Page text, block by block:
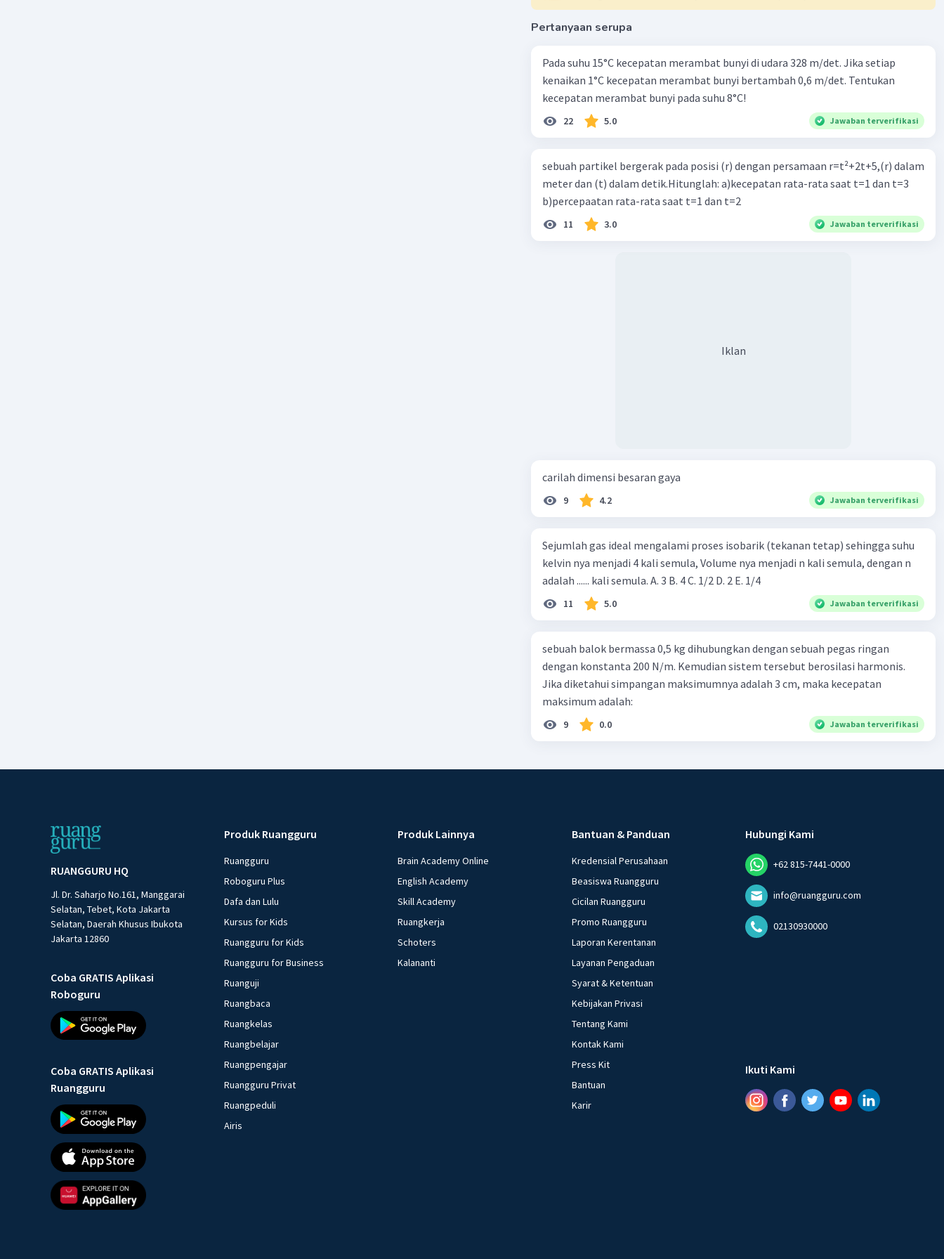
Pertanyaan serupa
Pada suhu 15°C kecepatan merambat bunyi di udara 328 m/det. Jika setiap
kenaikan 1°C kecepatan merambat bunyi bertambah 0,6 m/det. Tentukan
kecepatan merambat bunyi pada suhu 8°C!
22 5.0 Jawaban terverifikasi
sebuah partikel bergerak pada posisi (r) dengan persamaan r=t²+2t+5,(r) dalam
meter dan (t) dalam detik.Hitunglah: a)kecepatan rata-rata saat t=1 dan t=3
b)percepaatan rata-rata saat t=1 dan t=2
11 3.0 Jawaban terverifikasi
Iklan
carilah dimensi besaran gaya
9 4.2 Jawaban terverifikasi
Sejumlah gas ideal mengalami proses isobarik (tekanan tetap) sehingga suhu
kelvin nya menjadi 4 kali semula, Volume nya menjadi n kali semula, dengan n
adalah ...... kali semula. A. 3 B. 4 C. 1/2 D. 2 E. 1/4
11 5.0 Jawaban terverifikasi
sebuah balok bermassa 0,5 kg dihubungkan dengan sebuah pegas ringan
dengan konstanta 200 N/m. Kemudian sistem tersebut berosilasi harmonis.
Jika diketahui simpangan maksimumnya adalah 3 cm, maka kecepatan
maksimum adalah:
9 0.0 Jawaban terverifikasi
RUANGGURU HQ
Jl. Dr. Saharjo No.161, Manggarai
Selatan, Tebet, Kota Jakarta
Selatan, Daerah Khusus Ibukota
Jakarta 12860
Coba GRATIS Aplikasi
Roboguru
Coba GRATIS Aplikasi
Ruangguru
Produk Ruangguru
Ruangguru
Roboguru Plus
Dafa dan Lulu
Kursus for Kids
Ruangguru for Kids
Ruangguru for Business
Ruanguji
Ruangbaca
Ruangkelas
Ruangbelajar
Ruangpengajar
Ruangguru Privat
Ruangpeduli
Airis
Produk Lainnya
Brain Academy Online
English Academy
Skill Academy
Ruangkerja
Schoters
Kalananti
Bantuan & Panduan
Kredensial Perusahaan
Beasiswa Ruangguru
Cicilan Ruangguru
Promo Ruangguru
Laporan Kerentanan
Layanan Pengaduan
Syarat & Ketentuan
Kebijakan Privasi
Tentang Kami
Kontak Kami
Press Kit
Bantuan
Karir
Hubungi Kami
+62 815-7441-0000
info@ruangguru.com
02130930000
Ikuti Kami